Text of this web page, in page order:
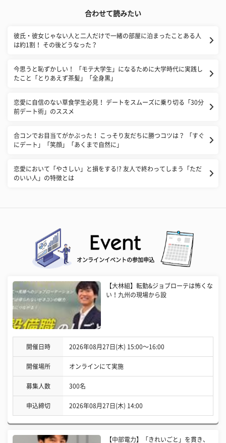
合わせて読みたい
彼氏・彼女じゃない人と二人だけで一緒の部屋に泊まったことある人
は約1割！ その後どうなった？
今思うと恥ずかしい！ 「モテ大学生」になるために大学時代に実践し
たこと「とりあえず茶髪」「全身黒」
恋愛に自信のない草食学生必見！ デートをスムーズに乗り切る「30分
前デート術」のススメ
合コンでお目当てがかぶった！ こっそり友だちに勝つコツは？ 「すぐ
にデート」「笑顔」「あくまで自然に」
恋愛において「やさしい」と損をする!? 友人で終わってしまう「ただ
のいい人」の特徴とは
オンラインイベントの参加申込
【大林組】転勤&ジョブローテは怖くな
い！九州の現場から設
開催日時 2026年08月27日(木) 15:00〜16:00
開催場所 オンラインにて実施
募集人数 300名
申込締切 2026年08月27日(木) 14:00
【中部電力】「きれいごと」を貫き、